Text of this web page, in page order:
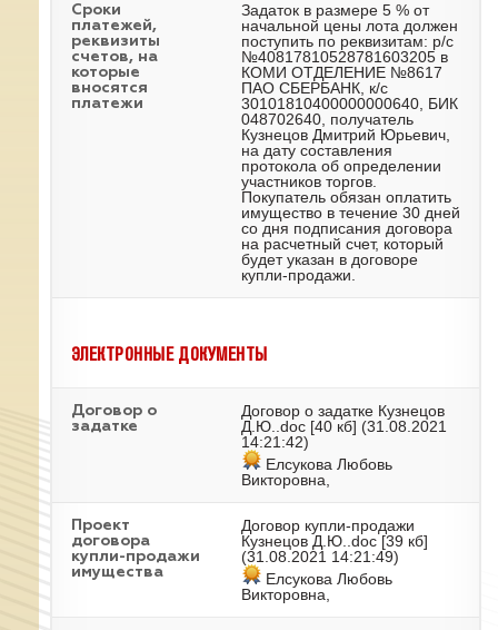
Сроки
платежей,
реквизиты
счетов, на
которые
вносятся
платежи
Задаток в размере 5 % от
начальной цены лота должен
поступить по реквизитам: р/с
№40817810528781603205 в
КОМИ ОТДЕЛЕНИЕ №8617
ПАО СБЕРБАНК, к/с
30101810400000000640, БИК
048702640, получатель
Кузнецов Дмитрий Юрьевич,
на дату составления
протокола об определении
участников торгов.
Покупатель обязан оплатить
имущество в течение 30 дней
со дня подписания договора
на расчетный счет, который
будет указан в договоре
купли-продажи.
ЭЛЕКТРОННЫЕ ДОКУМЕНТЫ
Договор о
задатке
Договор о задатке Кузнецов
Д.Ю..doc [40 кб] (31.08.2021
14:21:42)
Елсукова Любовь
Викторовна,
Проект
договора
купли-продажи
имущества
Договор купли-продажи
Кузнецов Д.Ю..doc [39 кб]
(31.08.2021 14:21:49)
Елсукова Любовь
Викторовна,